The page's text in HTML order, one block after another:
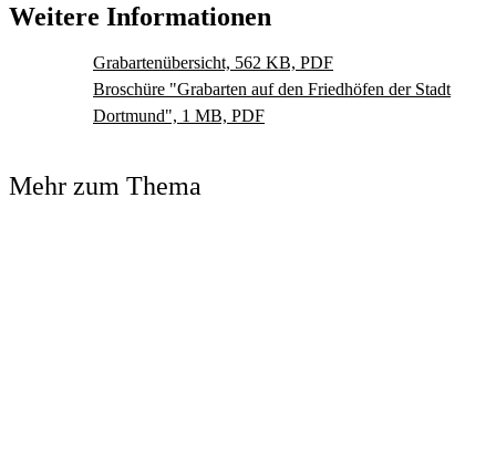
Weitere Informationen
Grabartenübersicht, 562 KB, PDF
Broschüre "Grabarten auf den Friedhöfen der Stadt
Dortmund", 1 MB, PDF
Mehr zum Thema